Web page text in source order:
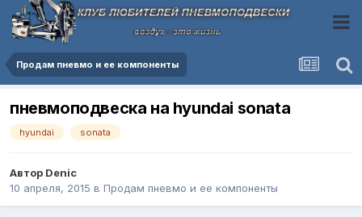
Продам пневмо и ее компоненты
пневмоподвеска на hyundai sonata
hyundai sonata
Автор Denic
10 апреля, 2015 в Продам пневмо и ее компоненты